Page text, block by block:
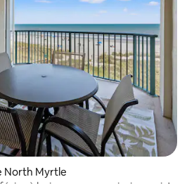
North Myrtle